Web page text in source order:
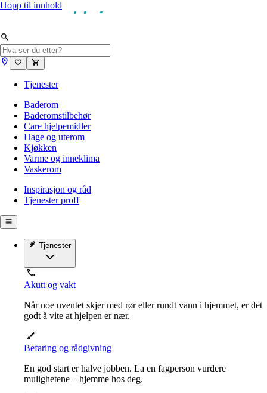
Hopp til innhold
Tjenester
Baderom
Baderomstilbehør
Care hjelpemidler
Hage og uterom
Kjøkken
Varme og inneklima
Vaskerom
Inspirasjon og råd
Tjenester proff
Tjenester
Akutt og vakt
Når noe uventet skjer med rør eller rundt vann i hjemmet, er det
godt å vite at hjelpen er nær.
Befaring og rådgivning
En god start er halve jobben. La en fagperson vurdere
mulighetene – hjemme hos deg.